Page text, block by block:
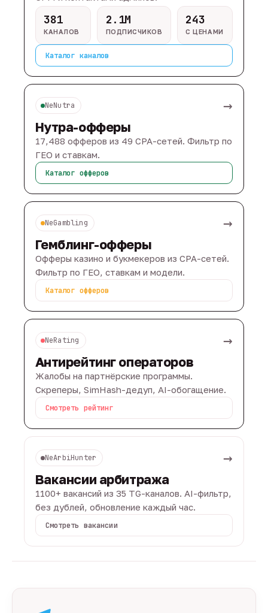
381
КАНАЛОВ
2.1M
ПОДПИСЧИКОВ
243
С ЦЕНАМИ
Каталог каналов
NeNutra →
Нутра-офферы
17,488 офферов из 49 CPA-сетей. Фильтр по
ГЕО и ставкам.
Каталог офферов
NeGambling →
Гемблинг-офферы
Офферы казино и букмекеров из CPA-сетей.
Фильтр по ГЕО, ставкам и модели.
Каталог офферов
NeRating →
Антирейтинг операторов
Жалобы на партнёрские программы.
Скреперы, SimHash-дедуп, AI-обогащение.
Смотреть рейтинг
NeArbiHunter →
Вакансии арбитража
1100+ вакансий из 35 TG-каналов. AI-фильтр,
без дублей, обновление каждый час.
Смотреть вакансии